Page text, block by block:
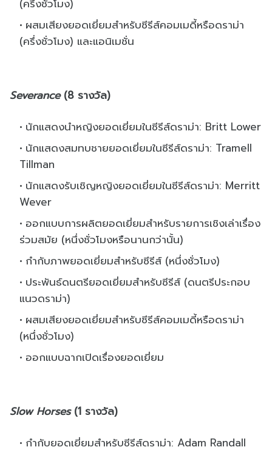
(ครึ่งชั่วโมง)
ผสมเสียงยอดเยี่ยมสำหรับซีรีส์คอมเมดี้หรือดราม่า
(ครึ่งชั่วโมง) และแอนิเมชั่น
Severance(8 รางวัล)
นักแสดงนำหญิงยอดเยี่ยมในซีรีส์ดราม่า: Britt Lower
นักแสดงสมทบชายยอดเยี่ยมในซีรีส์ดราม่า: Tramell
Tillman
นักแสดงรับเชิญหญิงยอดเยี่ยมในซีรีส์ดราม่า: Merritt
Wever
ออกแบบการผลิตยอดเยี่ยมสำหรับรายการเชิงเล่าเรื่อง
ร่วมสมัย (หนึ่งชั่วโมงหรือนานกว่านั้น)
กำกับภาพยอดเยี่ยมสำหรับซีรีส์ (หนึ่งชั่วโมง)
ประพันธ์ดนตรียอดเยี่ยมสำหรับซีรีส์ (ดนตรีประกอบ
แนวดราม่า)
ผสมเสียงยอดเยี่ยมสำหรับซีรีส์คอมเมดี้หรือดราม่า
(หนึ่งชั่วโมง)
ออกแบบฉากเปิดเรื่องยอดเยี่ยม
Slow Horses(1 รางวัล)
กำกับยอดเยี่ยมสำหรับซีรีส์ดราม่า: Adam Randall